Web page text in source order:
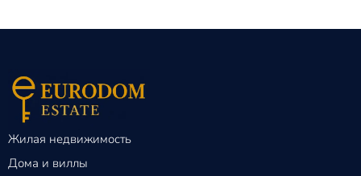
Жилая недвижимость
Дома и виллы